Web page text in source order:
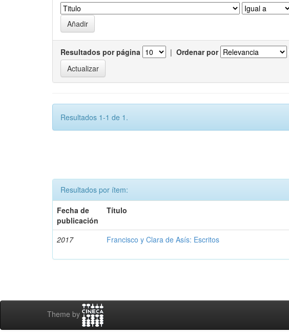
Resultados por página | Ordenar por
Resultados 1-1 de 1.
Resultados por ítem:
Fecha de
publicación
Título
2017 Francisco y Clara de Asís: Escritos
Theme by